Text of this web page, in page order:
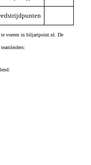
te voeren in biljartpoint.nl. De